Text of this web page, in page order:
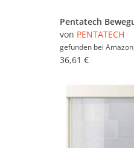
von PENTATECH
gefunden bei Amazon
36,61 €